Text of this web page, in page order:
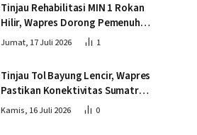
Tinjau Rehabilitasi MIN 1 Rokan
Hilir, Wapres Dorong Pemenuhan
Sarana Prasarana Pendidikan
Jumat, 17 Juli 2026 1
Tinjau Tol Bayung Lencir, Wapres
Pastikan Konektivitas Sumatra
Berjalan Optimal
Kamis, 16 Juli 2026 0